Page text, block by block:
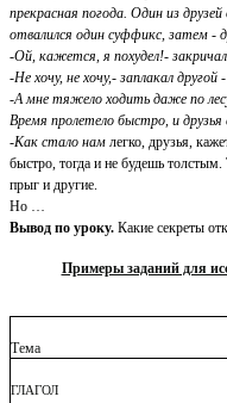
прекрасная погода. Один из
отвалился один суффикс, затем -
-Ой, кажется, я похудел!-
-Не хочу, не хочу,- заплакал другой
-А мне тяжело ходить даже по
Время пролетело быстро, и
-Как стало нам легко, друзья,
быстро, тогда и не будешь
прыг и другие.
Но …
Вывод по уроку. Какие секреты
Примеры заданий для
Тема
ГЛАГОЛ